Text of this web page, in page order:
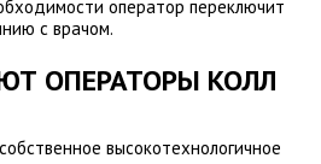
оператор переключит
с врачом.
ОПЕРАТОРЫ КОЛЛ
высокотехнологичное